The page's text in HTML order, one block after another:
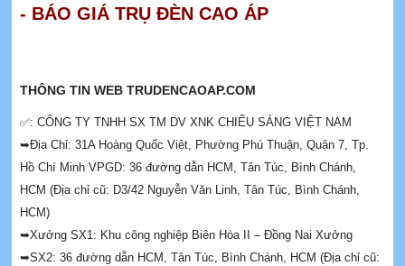
- BÁO GIÁ TRỤ ĐÈN CAO ÁP
THÔNG TIN WEB TRUDENCAOAP.COM
✅: CÔNG TY TNHH SX TM DV XNK CHIẾU SÁNG VIỆT NAM
➥Địa Chỉ: 31A Hoàng Quốc Việt, Phường Phú Thuận, Quận 7, Tp.
Hồ Chí Minh VPGD: 36 đường dẫn HCM, Tân Túc, Bình Chánh,
HCM (Địa chỉ cũ: D3/42 Nguyễn Văn Linh, Tân Túc, Bình Chánh,
HCM)
➥Xưởng SX1: Khu công nghiệp Biên Hòa II – Đồng Nai Xưởng
➥SX2: 36 đường dẫn HCM, Tân Túc, Bình Chánh, HCM (Địa chỉ cũ: